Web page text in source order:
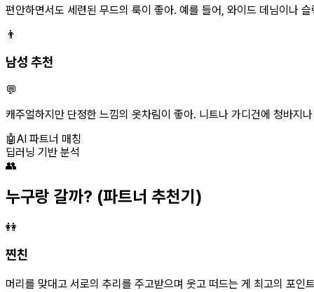
편안하면서도 세련된 무드의 룩이 좋아. 예를 들어, 와이드 데님이나
👨
남성 추천
💬
캐주얼하지만 단정한 느낌의 옷차림이 좋아. 니트나 가디건에 청바지
🤖AI 파트너 매칭
딥러닝 기반 분석
👥
누구랑 갈까? (파트너 추천기)
👭
찐친
머리를 맞대고 서로의 추리를 주고받으며 웃고 떠드는 게 최고의 포